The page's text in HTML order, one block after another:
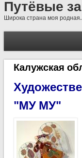
Путёвые
Широка страна моя
Калужская
"МУ МУ"